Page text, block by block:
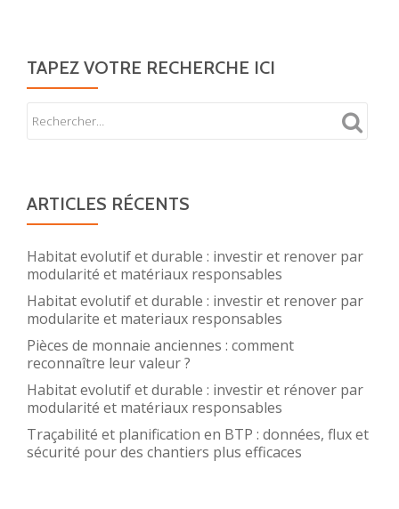
TAPEZ VOTRE RECHERCHE ICI
ARTICLES RÉCENTS
Habitat evolutif et durable : investir et renover par
modularité et matériaux responsables
Habitat evolutif et durable : investir et renover par
modularite et materiaux responsables
Pièces de monnaie anciennes : comment
reconnaître leur valeur ?
Habitat evolutif et durable : investir et rénover par
modularité et matériaux responsables
Traçabilité et planification en BTP : données, flux et
sécurité pour des chantiers plus efficaces